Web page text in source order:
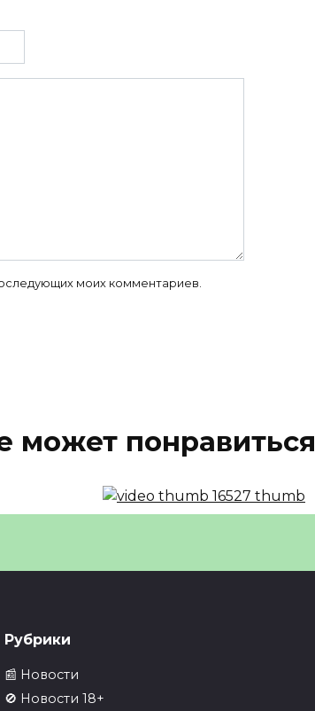
моих комментариев.
может понравиться
машине из…
Рубрики
📰 Новости
🚫 Новости 18+